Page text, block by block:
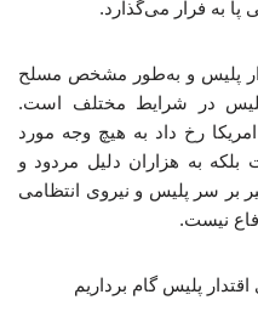
به فرار می‌گذارد.
پلیس و به‌طور مشخص مسلح
در شرایط مختلف است.
رخ داد به هیچ وجه مورد
به هزاران دلیل مردود و
بر سر پلیس و نیروی انتظامی
نیست.
پلیس گام برداریم